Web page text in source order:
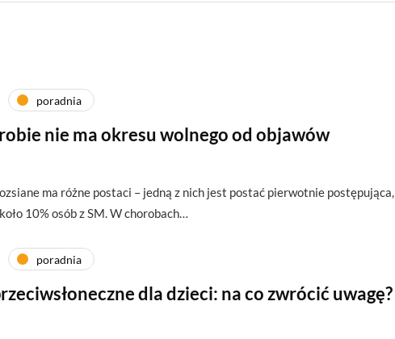
poradnia
nie ma okresu wolnego od objawów
ma różne postaci – jedną z nich jest postać pierwotnie postępująca,
10% osób z SM. W chorobach…
poradnia
dla dzieci: na co zwrócić uwagę?